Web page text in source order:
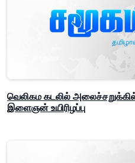
வெலிகம கடலில் அலைச்சறுக்கில்
இளைஞன் உயிரிழப்பு